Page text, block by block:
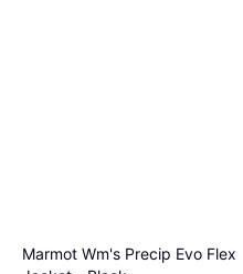
Marmot Wm's Precip Evo Flex